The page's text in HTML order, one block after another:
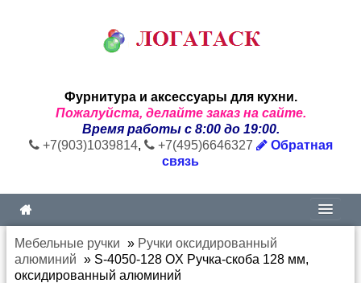
Фурнитура и аксессуары для кухни.
Пожалуйста, делайте заказ на сайте.
Время работы с 8:00 до 19:00.
+7(903)1039814, +7(495)6646327
Обратная
связь
Мебельные ручки » Ручки оксидированный
алюминий » S-4050-128 OX Ручка-скоба 128 мм,
оксидированный алюминий